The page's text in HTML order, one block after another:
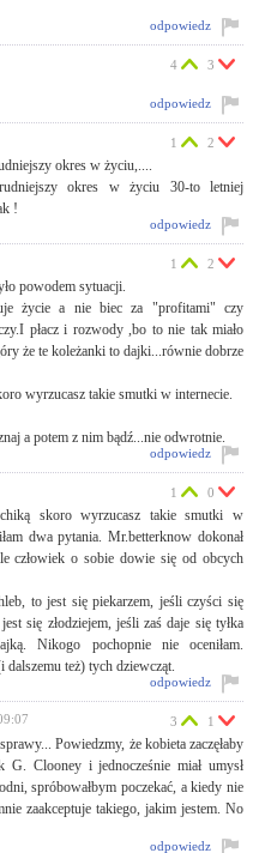
odpowiedz
4 3
odpowiedz
okres w życiu,....
okres w życiu 30-to letniej
!
1 2
odpowiedz
powodem sytuacji.
życie a nie biec za "profitami" czy
płacz i rozwody ,bo to nie tak miało
że te koleżanki to dajki...równie dobrze
wyrzucasz takie smutki w internecie.
a potem z nim bądź...nie odwrotnie.
1 2
odpowiedz
skoro wyrzucasz takie smutki w
dwa pytania. Mr.betterknow dokonał
człowiek o sobie dowie się od obcych
to jest się piekarzem, jeśli czyści się
się złodziejem, jeśli zaś daje się tyłka
Nikogo pochopnie nie oceniłam.
dalszemu też) tych dziewcząt.
1 0
odpowiedz
Powiedzmy, że kobieta zaczęłaby
G. Clooney i jednocześnie miał umysł
spróbowałbym poczekać, a kiedy nie
zaakceptuje takiego, jakim jestem. No
3 1
odpowiedz